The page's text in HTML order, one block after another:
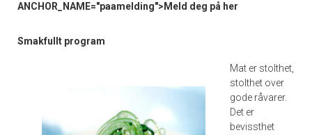
ANCHOR_NAME="paamelding">Meld deg på her
Smakfullt program
Mat er stolthet,
stolthet over
gode råvarer.
Det er
bevissthet